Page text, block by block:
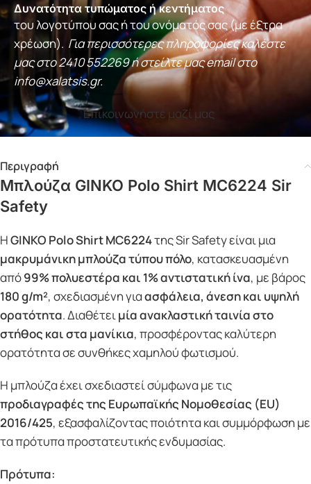
Δυνατότητα τυπώματος ή κεντήματος
του λογοτύπου σας ή του ονόματός σας (με έξτρα
χρέωση). Για περισσότερες πληροφορίες καλέστε
μας στο2410 552269ή στείλτε μας email στο
info@xalatsis.gr.
Επικοινωνήστε μαζί μας
Περιγραφή
Μπλούζα GINKO Polo Shirt MC6224 Sir
Safety
ΗGINKO Polo Shirt MC6224της Sir Safety είναι μια
μακρυμάνικη μπλούζα τύπου πόλο, κατασκευασμένη
από99% πολυεστέρα και 1% αντιστατική ίνα, με βάρος
180 g/m², σχεδιασμένη γιαασφάλεια, άνεση και υψηλή
ορατότητα. Διαθέτει μία ανακλαστική ταινία στο
στήθος και στα μανίκια, προσφέροντας καλύτερη
ορατότητα σε συνθήκες χαμηλού φωτισμού.
Η μπλούζα έχει σχεδιαστεί σύμφωνα με τις
προδιαγραφές της Ευρωπαϊκής Νομοθεσίας (EU)
2016/425, εξασφαλίζοντας ποιότητα και συμμόρφωση με
τα πρότυπα προστατευτικής ενδυμασίας.
Πρότυπα: